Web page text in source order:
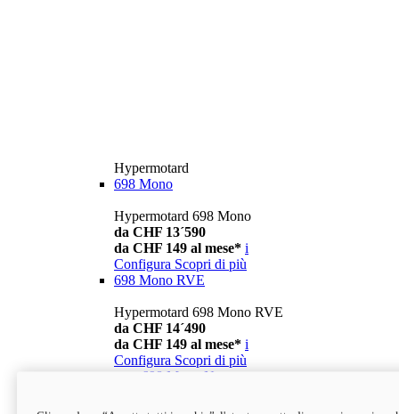
Hypermotard
698 Mono
Hypermotard 698 Mono
da CHF 13´590
da CHF 149 al mese* i
Configura Scopri di più
698 Mono RVE
Hypermotard 698 Mono RVE
da CHF 14´490
da CHF 149 al mese* i
Configura Scopri di più
698 Mono Nera
Hypermotard 698 Mono Nera